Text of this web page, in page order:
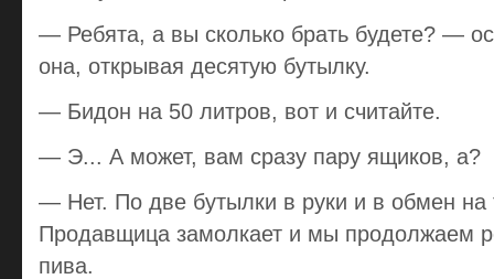
— Ребята, а вы сколько брать будете? —
она, открывая десятую бутылку.
— Бидон на 50 литров, вот и считайте.
— Э... А может, вам сразу пару ящиков, а?
— Hет. По две бутылки в руки и в обмен
Продавщица замолкает и мы продолжаем
пива.